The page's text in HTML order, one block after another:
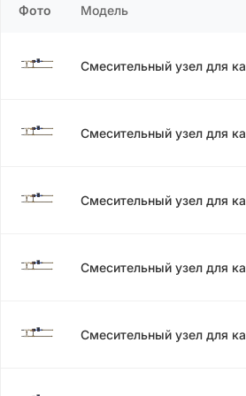
Фото Модель
Смесительный узел для
Смесительный узел для
Смесительный узел для
Смесительный узел для
Смесительный узел для